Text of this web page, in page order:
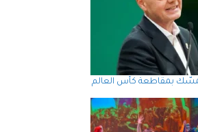
بمقاطعة كأس العالم